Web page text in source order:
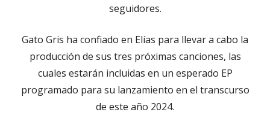
seguidores.
Gato Gris ha confiado en Elías para llevar a cabo la
producción de sus tres próximas canciones, las
cuales estarán incluidas en un esperado EP
programado para su lanzamiento en el transcurso
de este año 2024.